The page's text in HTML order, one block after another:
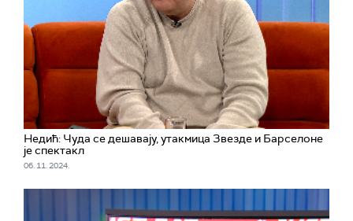
Недић: Чуда се дешавају, утакмица Звезде и Барселоне
је спектакл
06. 11. 2024.